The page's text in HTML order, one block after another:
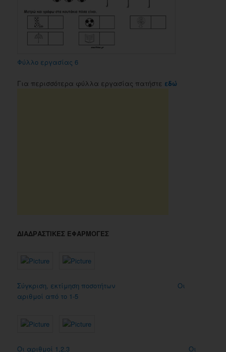
Φύλλο εργασίας 6
Για περισσότερα φύλλα εργασίας πατήστε εδώ
ΔΙΑΔΡΑΣΤΙΚΕΣ ΕΦΑΡΜΟΓΕΣ
Σύγκριση, εκτίμηση ποσοτήτων
Οι
αριθμοί από το 1-5
Οι αριθμοί 1,2,3
Οι